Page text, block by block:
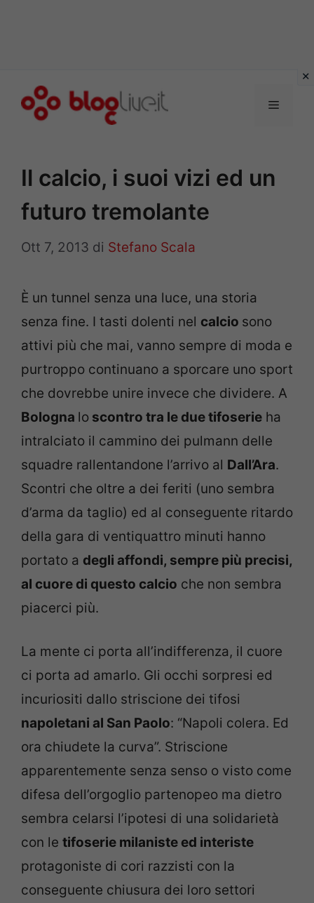
Menu
Il calcio, i suoi vizi ed un
futuro tremolante
Ott 7, 2013 di Stefano Scala
È un tunnel senza una luce, una storia
senza fine. I tasti dolenti nel calcio sono
attivi più che mai, vanno sempre di moda e
purtroppo continuano a sporcare uno sport
che dovrebbe unire invece che dividere. A
Bologna lo scontro tra le due tifoserie ha
intralciato il cammino dei pulmann delle
squadre rallentandone l’arrivo al Dall’Ara.
Scontri che oltre a dei feriti (uno sembra
d’arma da taglio) ed al conseguente ritardo
della gara di ventiquattro minuti hanno
portato a degli affondi, sempre più precisi,
al cuore di questo calcio che non sembra
piacerci più.
La mente ci porta all’indifferenza, il cuore
ci porta ad amarlo. Gli occhi sorpresi ed
incuriositi dallo striscione dei tifosi
napoletani al San Paolo: “Napoli colera. Ed
ora chiudete la curva”. Striscione
apparentemente senza senso o visto come
difesa dell’orgoglio partenopeo ma dietro
sembra celarsi l’ipotesi di una solidarietà
con le tifoserie milaniste ed interiste
protagoniste di cori razzisti con la
conseguente chiusura dei loro settori